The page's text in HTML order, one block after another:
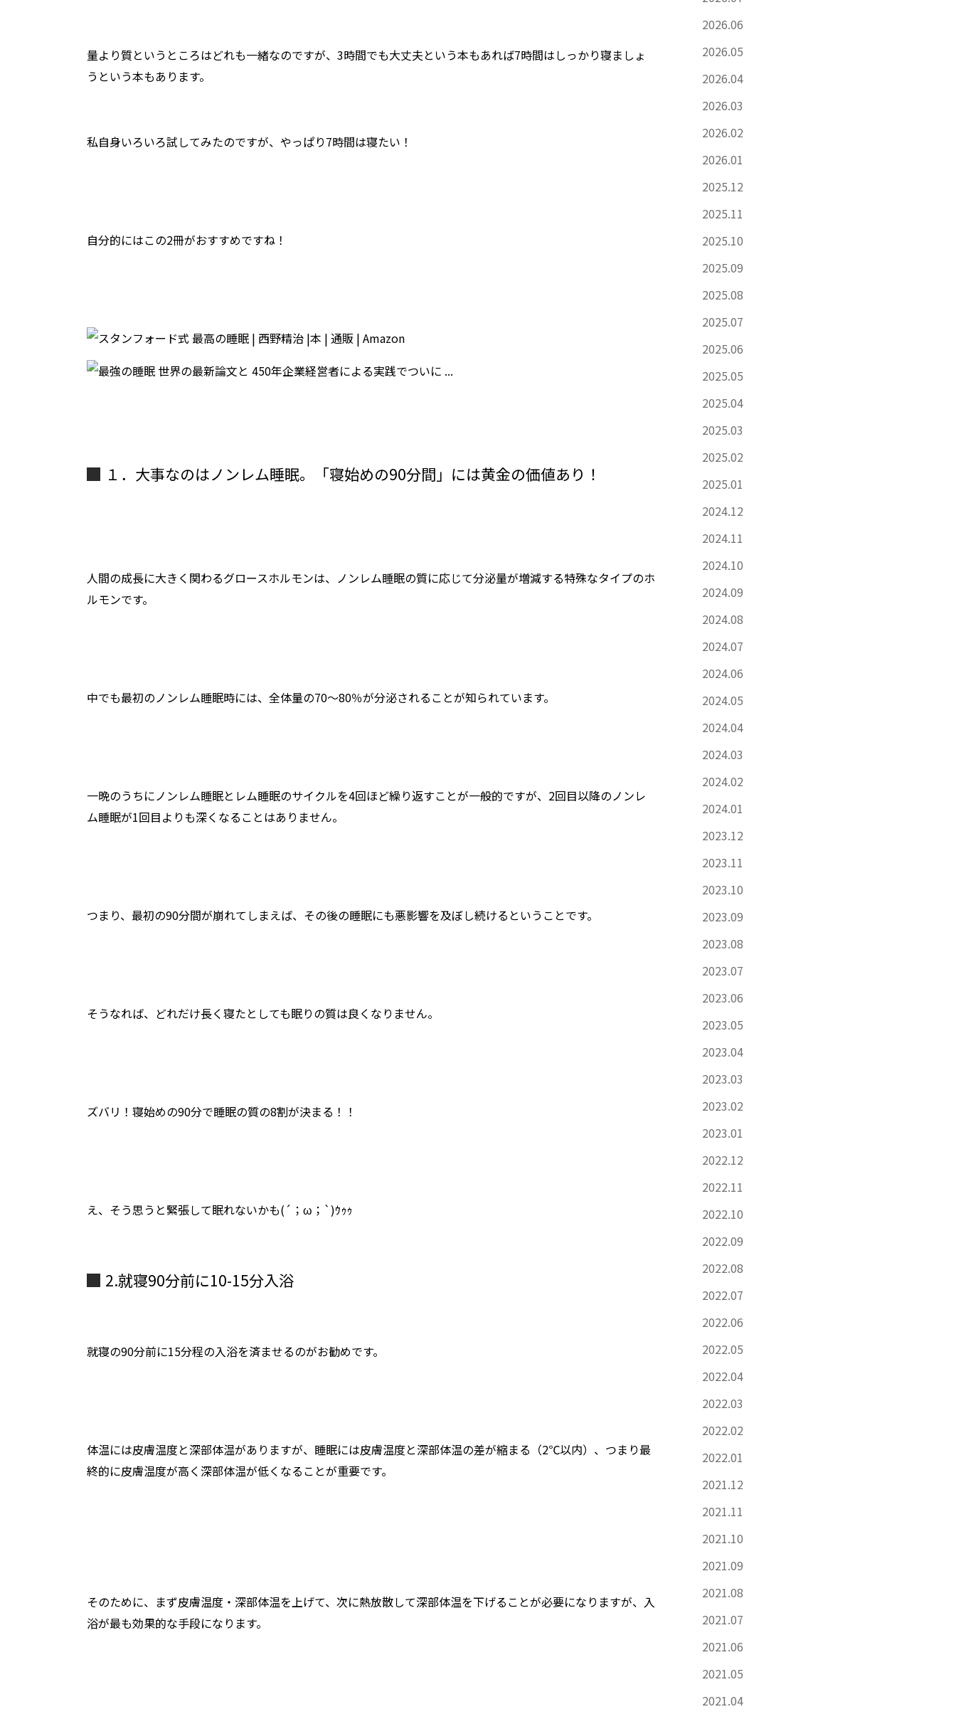
量より質というところはどれも一緒なのですが、3時間でも大丈夫という本もあれば7時間はしっかり寝ましょ
うという本もあります。
私自身いろいろ試してみたのですが、やっぱり7時間は寝たい！
自分的にはこの2冊がおすすめですね！
１．大事なのはノンレム睡眠。「寝始めの90分間」には黄金の価値あり！
人間の成長に大きく関わるグロースホルモンは、ノンレム睡眠の質に応じて分泌量が増減する特殊なタイプのホ
ルモンです。
中でも最初のノンレム睡眠時には、全体量の70～80％が分泌されることが知られています。
一晩のうちにノンレム睡眠とレム睡眠のサイクルを4回ほど繰り返すことが一般的ですが、2回目以降のノンレ
ム睡眠が1回目よりも深くなることはありません。
つまり、最初の90分間が崩れてしまえば、その後の睡眠にも悪影響を及ぼし続けるということです。
そうなれば、どれだけ長く寝たとしても眠りの質は良くなりません。
ズバリ！寝始めの90分で睡眠の質の8割が決まる！！
え、そう思うと緊張して眠れないかも(´；ω；`)ｳｩｩ
2.就寝90分前に10-15分入浴
就寝の90分前に15分程の入浴を済ませるのがお勧めです。
体温には皮膚温度と深部体温がありますが、睡眠には皮膚温度と深部体温の差が縮まる（2℃以内）、つまり最
終的に皮膚温度が高く深部体温が低くなることが重要です。
そのために、まず皮膚温度・深部体温を上げて、次に熱放散して深部体温を下げることが必要になりますが、入
浴が最も効果的な手段になります。
2026.06
2026.05
2026.04
2026.03
2026.02
2026.01
2025.12
2025.11
2025.10
2025.09
2025.08
2025.07
2025.06
2025.05
2025.04
2025.03
2025.02
2025.01
2024.12
2024.11
2024.10
2024.09
2024.08
2024.07
2024.06
2024.05
2024.04
2024.03
2024.02
2024.01
2023.12
2023.11
2023.10
2023.09
2023.08
2023.07
2023.06
2023.05
2023.04
2023.03
2023.02
2023.01
2022.12
2022.11
2022.10
2022.09
2022.08
2022.07
2022.06
2022.05
2022.04
2022.03
2022.02
2022.01
2021.12
2021.11
2021.10
2021.09
2021.08
2021.07
2021.06
2021.05
2021.04